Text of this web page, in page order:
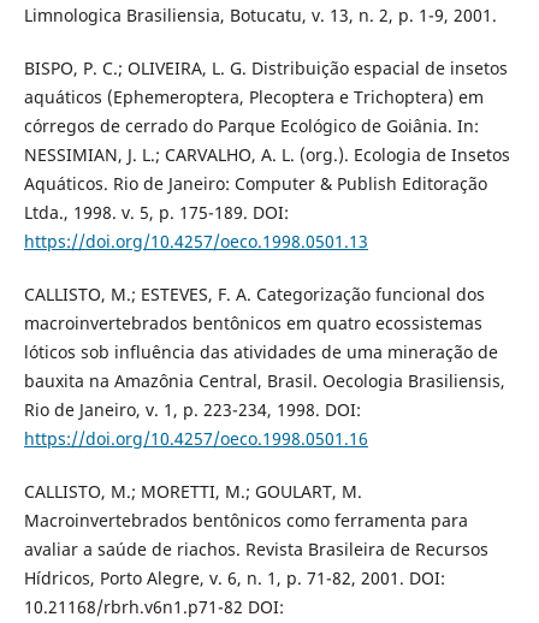
Limnologica Brasiliensia, Botucatu, v. 13, n. 2, p. 1-9, 2001.
BISPO, P. C.; OLIVEIRA, L. G. Distribuição espacial de insetos
aquáticos (Ephemeroptera, Plecoptera e Trichoptera) em
córregos de cerrado do Parque Ecológico de Goiânia. In:
NESSIMIAN, J. L.; CARVALHO, A. L. (org.). Ecologia de Insetos
Aquáticos. Rio de Janeiro: Computer & Publish Editoração
Ltda., 1998. v. 5, p. 175-189. DOI:
https://doi.org/10.4257/oeco.1998.0501.13
CALLISTO, M.; ESTEVES, F. A. Categorização funcional dos
macroinvertebrados bentônicos em quatro ecossistemas
lóticos sob influência das atividades de uma mineração de
bauxita na Amazônia Central, Brasil. Oecologia Brasiliensis,
Rio de Janeiro, v. 1, p. 223-234, 1998. DOI:
https://doi.org/10.4257/oeco.1998.0501.16
CALLISTO, M.; MORETTI, M.; GOULART, M.
Macroinvertebrados bentônicos como ferramenta para
avaliar a saúde de riachos. Revista Brasileira de Recursos
Hídricos, Porto Alegre, v. 6, n. 1, p. 71-82, 2001. DOI:
10.21168/rbrh.v6n1.p71-82 DOI: